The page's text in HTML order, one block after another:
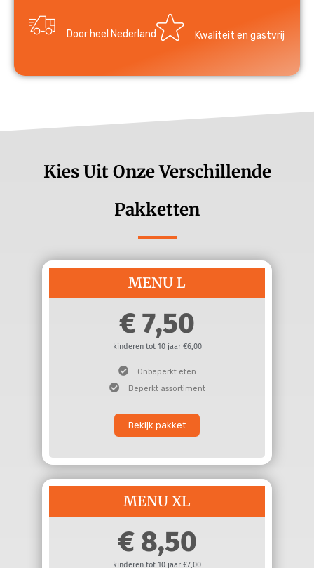
Door heel Nederland Kwaliteit en gastvrij
Kies Uit Onze Verschillende
Pakketten
MENU L
7,50
kinderen tot 10 jaar €6,00
Onbeperkt eten
Beperkt assortiment
Bekijk pakket
MENU XL
8,50
kinderen tot 10 jaar €7,00